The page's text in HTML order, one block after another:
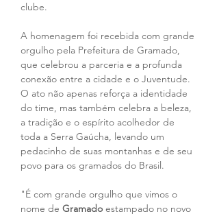
clube.
A homenagem foi recebida com grande
orgulho pela Prefeitura de Gramado,
que celebrou a parceria e a profunda
conexão entre a cidade e o Juventude.
O ato não apenas reforça a identidade
do time, mas também celebra a beleza,
a tradição e o espírito acolhedor de
toda a Serra Gaúcha, levando um
pedacinho de suas montanhas e de seu
povo para os gramados do Brasil.
"É com grande orgulho que vimos o
nome de Gramado estampado no novo